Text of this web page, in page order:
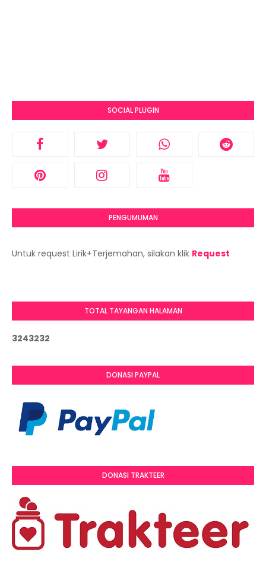
SOCIAL PLUGIN
PENGUMUMAN
Untuk request Lirik+Terjemahan, silakan klik Request
TOTAL TAYANGAN HALAMAN
3243232
DONASI PAYPAL
DONASI TRAKTEER